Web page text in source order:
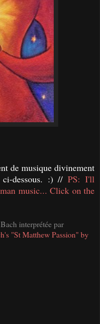
de musique divinement
dessous. :) // PS: I'll
music... Click on the
interprétée par
"St Matthew Passion" by